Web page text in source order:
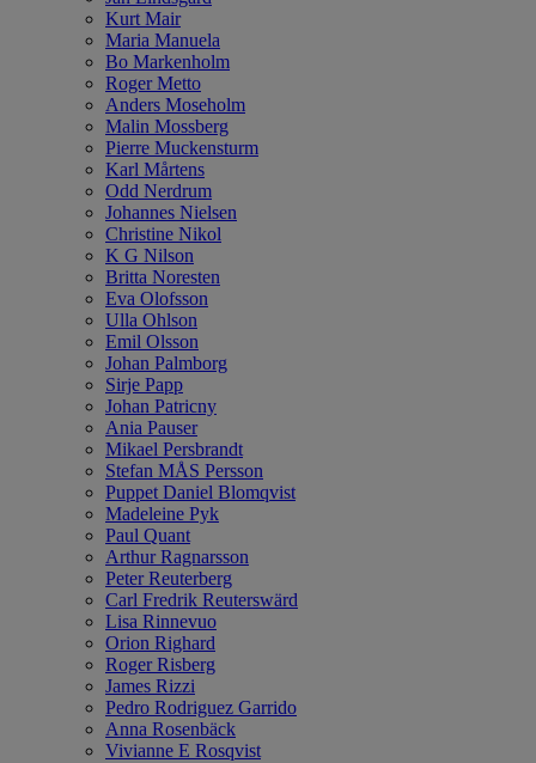
Kurt Mair
Maria Manuela
Bo Markenholm
Roger Metto
Anders Moseholm
Malin Mossberg
Pierre Muckensturm
Karl Mårtens
Odd Nerdrum
Johannes Nielsen
Christine Nikol
K G Nilson
Britta Noresten
Eva Olofsson
Ulla Ohlson
Emil Olsson
Johan Palmborg
Sirje Papp
Johan Patricny
Ania Pauser
Mikael Persbrandt
Stefan MÅS Persson
Puppet Daniel Blomqvist
Madeleine Pyk
Paul Quant
Arthur Ragnarsson
Peter Reuterberg
Carl Fredrik Reuterswärd
Lisa Rinnevuo
Orion Righard
Roger Risberg
James Rizzi
Pedro Rodriguez Garrido
Anna Rosenbäck
Vivianne E Rosqvist